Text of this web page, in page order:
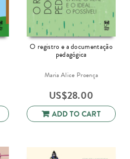
O registro e a documentação
pedagógica
Maria Alice Proença
US$28.00
ADD TO CART